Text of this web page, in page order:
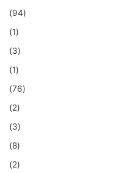
(94)
(1)
(3)
(1)
(76)
(2)
(3)
(8)
(2)